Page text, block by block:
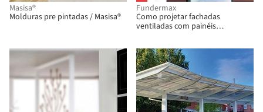
Masisa®
Molduras pre pintadas / Masisa®
Fundermax
Como projetar fachadas
ventiladas com painéis
BIM